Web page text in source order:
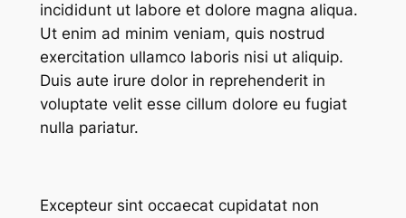
incididunt ut labore et dolore magna aliqua.
Ut enim ad minim veniam, quis nostrud
exercitation ullamco laboris nisi ut aliquip.
Duis aute irure dolor in reprehenderit in
voluptate velit esse cillum dolore eu fugiat
nulla pariatur.
Excepteur sint occaecat cupidatat non